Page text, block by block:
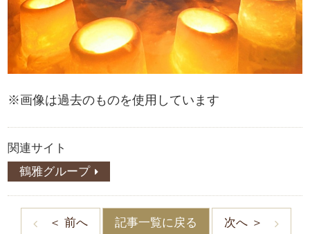
※画像は過去のものを使用しています
関連サイト
鶴雅グループ
＜ 前へ 記事一覧に戻る 次へ ＞